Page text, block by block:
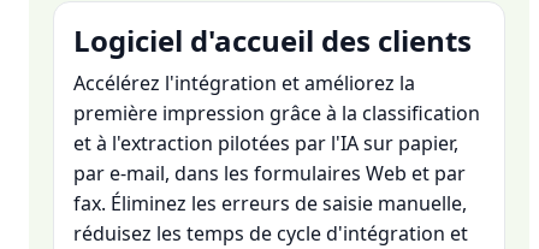
Logiciel d'accueil des clients
Accélérez l'intégration et améliorez la
première impression grâce à la classification
et à l'extraction pilotées par l'IA sur papier,
par e-mail, dans les formulaires Web et par
fax. Éliminez les erreurs de saisie manuelle,
réduisez les temps de cycle d'intégration et